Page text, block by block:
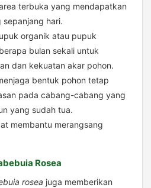
terbuka yang mendapatkan
sepanjang hari.
organik atau pupuk
bulan sekali untuk
dan kekuatan akar pohon.
bentuk pohon tetap
pada cabang-cabang yang
yang sudah tua.
membantu merangsang
Rosea
rosea juga memberikan